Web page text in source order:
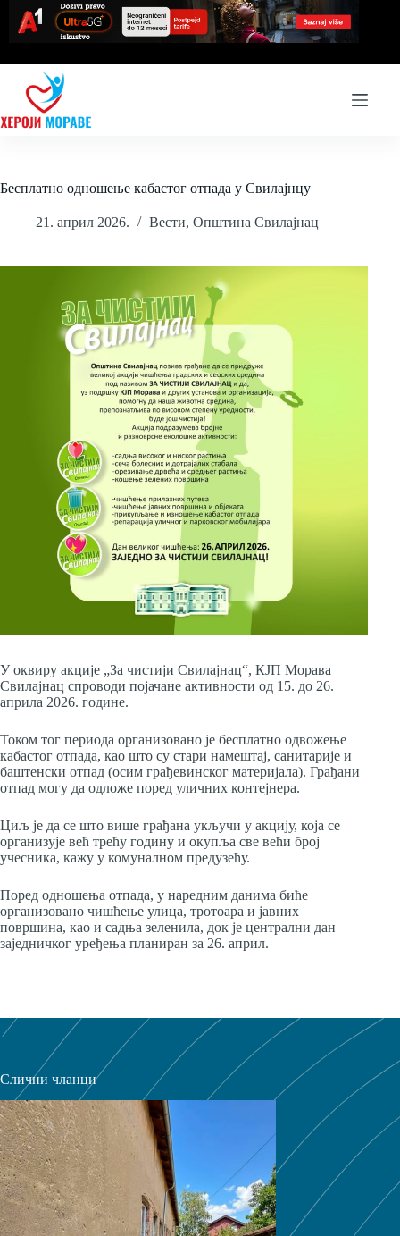
content
Бесплатно одношење кабастог отпада у Свилајнцу
21. април 2026. Вести, Општина Свилајнац
У оквиру акције „За чистији Свилајнац“, КЈП Морава
Свилајнац спроводи појачане активности од 15. до 26.
априла 2026. године.
Током тог периода организовано је бесплатно одвожење
кабастог отпада, као што су стари намештај, санитарије и
баштенски отпад (осим грађевинског материјала). Грађани
отпад могу да одложе поред уличних контејнера.
Циљ је да се што више грађана укључи у акцију, која се
организује већ трећу годину и окупља све већи број
учесника, кажу у комуналном предузећу.
Поред одношења отпада, у наредним данима биће
организовано чишћење улица, тротоара и јавних
површина, као и садња зеленила, док је централни дан
заједничког уређења планиран за 26. април.
Слични чланци